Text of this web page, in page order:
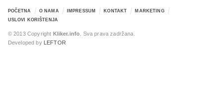
POČETNA O NAMA IMPRESSUM KONTAKT
MARKETING
USLOVI KORIŠTENJA
© 2013 Copyright Kliker.info . Sva prava zadržana.
Developed by
LEFTOR